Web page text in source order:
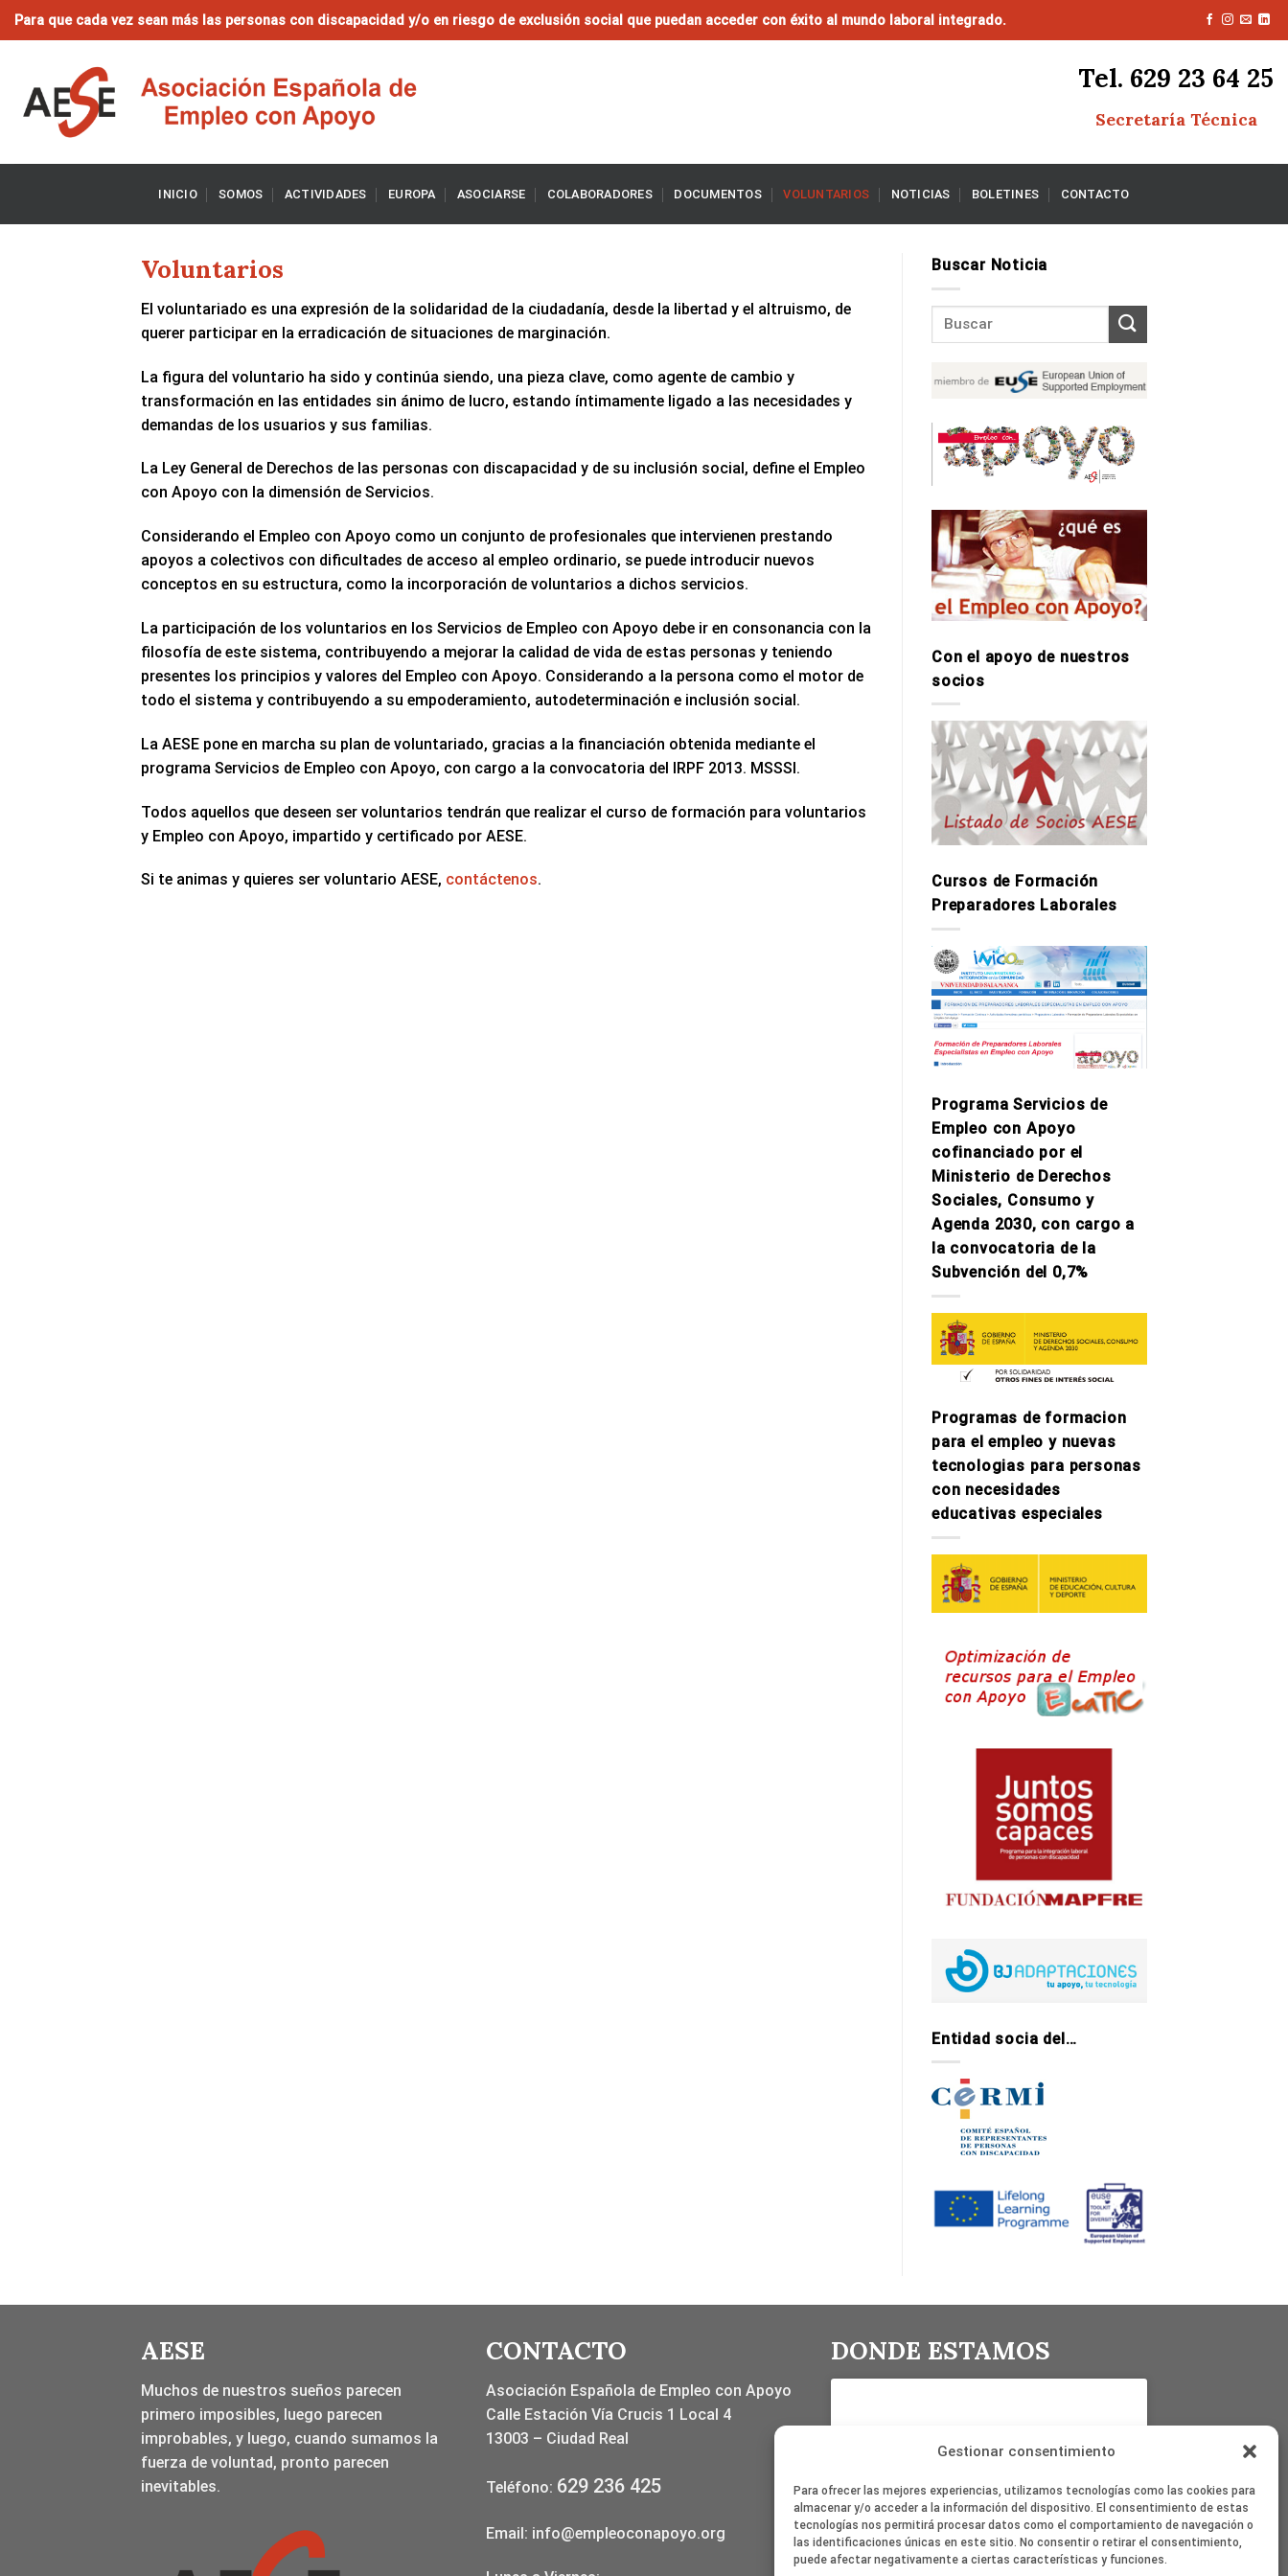
Gestionar consentimiento
Para ofrecer las mejores experiencias, utilizamos tecnologías como las cookies para
almacenar y/o acceder a la información del dispositivo. El consentimiento de estas
tecnologías nos permitirá procesar datos como el comportamiento de navegación o
las identificaciones únicas en este sitio. No consentir o retirar el consentimiento,
puede afectar negativamente a ciertas características y funciones.
SaltarPara que cada vez sean más las personas con discapacidad y/o en riesgo de exclusión social que puedan acceder con éxito al mundo laboral integrado.
Tel. 629 23 64 25
Secretaría Técnica
INICIO SOMOS ACTIVIDADES EUROPA ASOCIARSE COLABORADORES DOCUMENTOS VOLUNTARIOS NOTICIAS BOLETINES CONTACTO
Voluntarios
El voluntariado es una expresión de la solidaridad de la ciudadanía, desde la libertad y el altruismo, de
querer participar en la erradicación de situaciones de marginación.
La figura del voluntario ha sido y continúa siendo, una pieza clave, como agente de cambio y
transformación en las entidades sin ánimo de lucro, estando íntimamente ligado a las necesidades y
demandas de los usuarios y sus familias.
La Ley General de Derechos de las personas con discapacidad y de su inclusión social, define el Empleo
con Apoyo con la dimensión de Servicios.
Considerando el Empleo con Apoyo como un conjunto de profesionales que intervienen prestando
apoyos a colectivos con dificultades de acceso al empleo ordinario, se puede introducir nuevos
conceptos en su estructura, como la incorporación de voluntarios a dichos servicios.
La participación de los voluntarios en los Servicios de Empleo con Apoyo debe ir en consonancia con la
filosofía de este sistema, contribuyendo a mejorar la calidad de vida de estas personas y teniendo
presentes los principios y valores del Empleo con Apoyo. Considerando a la persona como el motor de
todo el sistema y contribuyendo a su empoderamiento, autodeterminación e inclusión social.
La AESE pone en marcha su plan de voluntariado, gracias a la financiación obtenida mediante el
programa Servicios de Empleo con Apoyo, con cargo a la convocatoria del IRPF 2013. MSSSI.
Todos aquellos que deseen ser voluntarios tendrán que realizar el curso de formación para voluntarios
y Empleo con Apoyo, impartido y certificado por AESE.
Si te animas y quieres ser voluntario AESE, contáctenos.
Buscar Noticia
Con el apoyo de nuestros
socios
Cursos de Formación
Preparadores Laborales
Programa Servicios de
Empleo con Apoyo
cofinanciado por el
Ministerio de Derechos
Sociales, Consumo y
Agenda 2030, con cargo a
la convocatoria de la
Subvención del 0,7%
Programas de formacion
para el empleo y nuevas
tecnologi­as para personas
con necesidades
educativas especiales
Entidad socia del…
AESE
Muchos de nuestros sueños parecen
primero imposibles, luego parecen
improbables, y luego, cuando sumamos la
fuerza de voluntad, pronto parecen
inevitables.
CONTACTO
Asociación Española de Empleo con Apoyo
Calle Estación Vía Crucis 1 Local 4
13003 – Ciudad Real
Teléfono: 629 236 425
Email: info@empleoconapoyo.org
DONDE ESTAMOS
activar Google maps
Política de cookies
Estoy de acuerdo